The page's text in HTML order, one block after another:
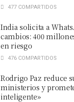
477 COMPARTIDOS
India solicita a
cambios: 400
en riesgo
476 COMPARTIDOS
Rodrigo Paz reduce
ministerios y
inteligente»